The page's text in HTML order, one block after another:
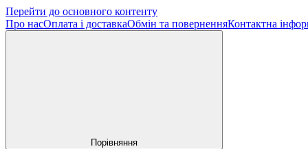
Перейти до основного контенту
Про насОплата і доставкаОбмін та поверненняКонтактна
Порівняння